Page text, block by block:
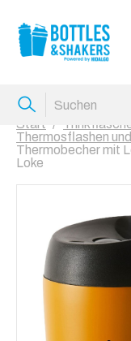
Start
Thermosflashen
Thermobecher mit
Loke